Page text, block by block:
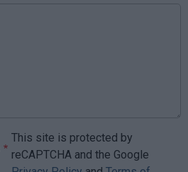
This site is protected by
reCAPTCHA and the Google